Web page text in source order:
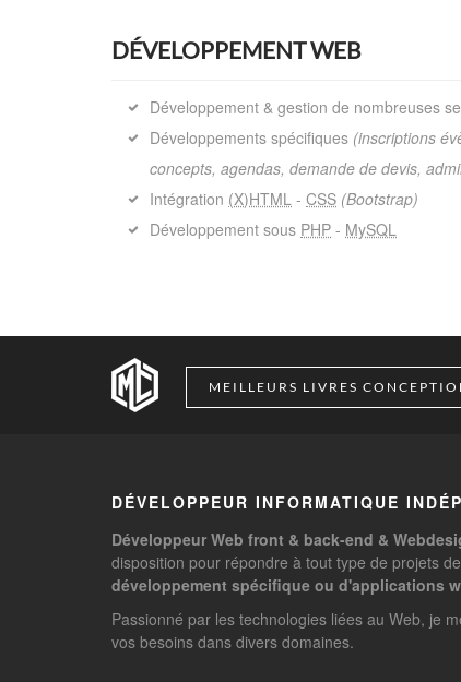
DÉVELOPPEMENT WEB
Développement & gestion de nombreuses
Développements spécifiques (inscriptions
concepts, agendas, demande de devis,
Intégration (X)HTML - CSS (Bootstrap)
Développement sous PHP - MySQL
MEILLEURS LIVRES
DÉVELOPPEUR INFORMATIQUE
Développeur Web front & back-end &
disposition pour répondre à tout type de projets de
développement spécifique ou d'applications
Passionné par les technologies liées au Web, je
vos besoins dans divers domaines.